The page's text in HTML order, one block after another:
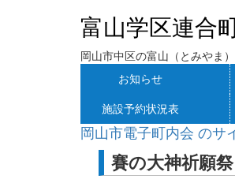
富山学区連合
岡山市中区の富山（とみやま
お知らせ
施設予約状況表
岡山市電子町内会 のサ
賽の大神祈願祭